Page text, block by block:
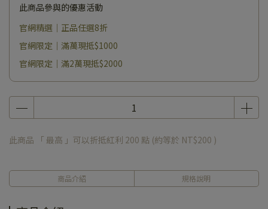
此商品參與的優惠活動
官網精選｜正品任選8折
官網限定｜滿萬現抵$1000
官網限定｜滿2萬現抵$2000
此商品 「 最高 」可以折抵紅利 200 點 (約等於 NT$200 )
商品介紹 規格說明